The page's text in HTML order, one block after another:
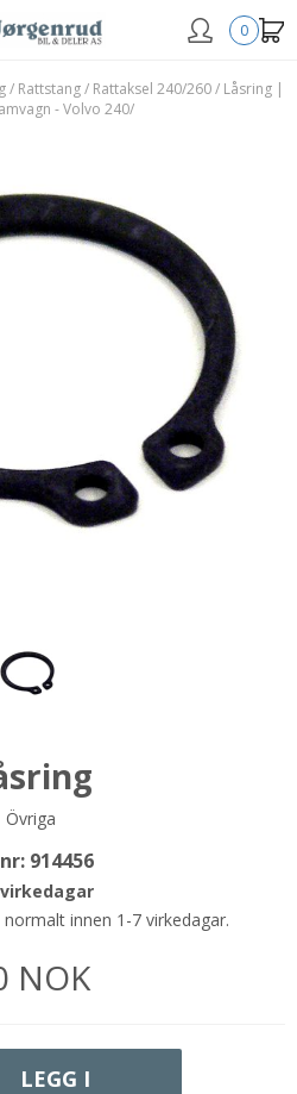
0
/ Rattstang/ Rattaksel 240/260/ Låsring |
- Volvo 240/
Övriga
914456
innen 1-7 virkedagar.
NOK
LEGG I